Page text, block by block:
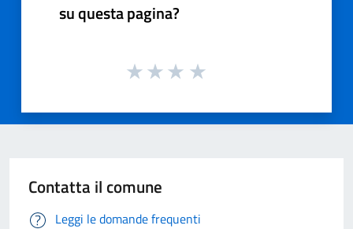
su questa pagina?
Contatta il comune
Leggi le domande frequenti